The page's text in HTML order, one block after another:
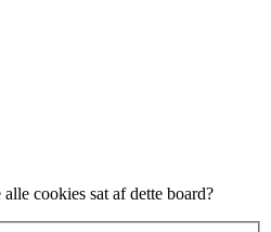
cookies sat af dette board?